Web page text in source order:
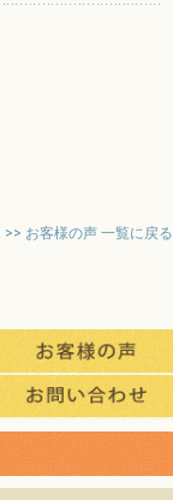
>> お客様の声 一覧に戻る